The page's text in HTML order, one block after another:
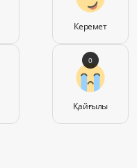
Керемет
Қайғылы
0